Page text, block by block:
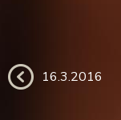
16.3.2016